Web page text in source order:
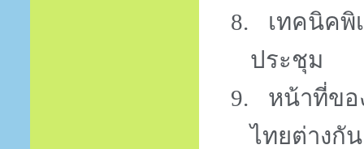
8.
เทคนิคพิ
ประชุม
9.
หน้าที่ขอ
ไทยต่างกั